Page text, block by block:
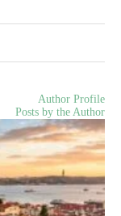
Author Profile
Posts by the Author